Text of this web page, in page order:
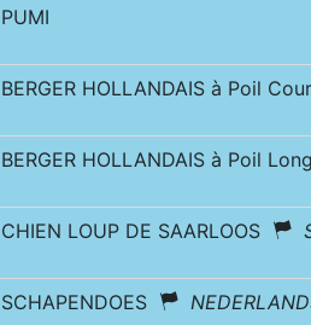
PUMI
BERGER HOLLANDAIS à Poil
BERGER HOLLANDAIS à Poil
CHIEN LOUP DE SAARLOOS
SCHAPENDOES